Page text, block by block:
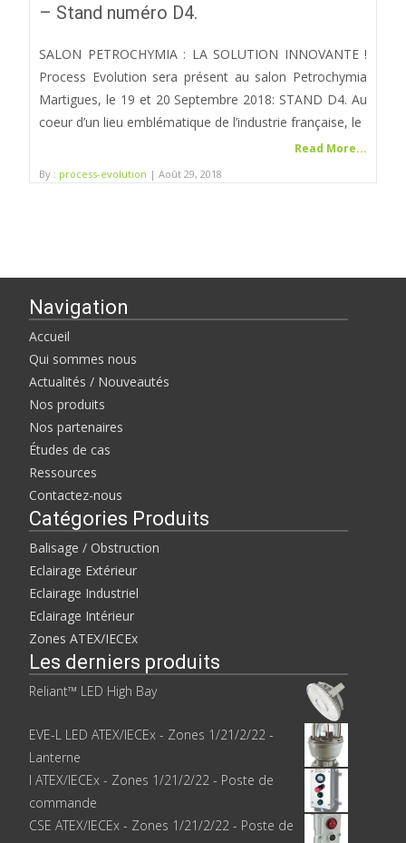
– Stand numéro D4.
SALON PETROCHYMIA : LA SOLUTION INNOVANTE !
Process Evolution sera présent au salon Petrochymia
Martigues, le 19 et 20 Septembre 2018: STAND D4. Au
coeur d’un lieu emblématique de l’industrie française, le
Read More...
By : process-evolution | Août 29, 2018
Navigation
Accueil
Qui sommes nous
Actualités / Nouveautés
Nos produits
Nos partenaires
Études de cas
Ressources
Contactez-nous
Catégories Produits
Balisage / Obstruction
Eclairage Extérieur
Eclairage Industriel
Eclairage Intérieur
Zones ATEX/IECEx
Les derniers produits
Reliant™ LED High Bay
EVE-L LED ATEX/IECEx - Zones 1/21/2/22 -
Lanterne
I ATEX/IECEx - Zones 1/21/2/22 - Poste de
commande
CSE ATEX/IECEx - Zones 1/21/2/22 - Poste de